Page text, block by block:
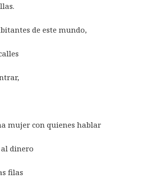
de este mundo,
mujer con quienes hablar
dinero
filas